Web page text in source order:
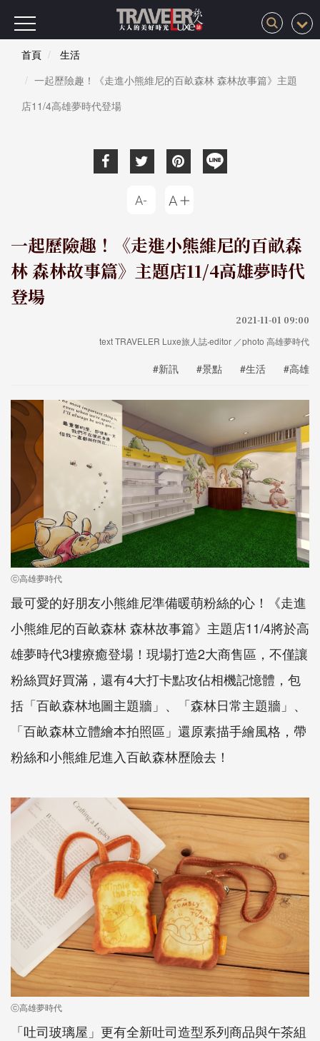
首頁
生活
一起歷險趣！《走進小熊維尼的百畝森林 森林故事篇》主題
店11/4高雄夢時代登場
一起歷險趣！《走進小熊維尼的百畝森
林 森林故事篇》主題店11/4高雄夢時代
登場
2021-11-01 09:00
text TRAVELER Luxe旅人誌‧editor ／photo 高雄夢時代
#新訊 #景點 #生活 #高雄
ⓒ高雄夢時代
最可愛的好朋友小熊維尼準備暖萌粉絲的心！《走進
小熊維尼的百畝森林 森林故事篇》主題店11/4將於高
雄夢時代3樓療癒登場！現場打造2大商售區，不僅讓
粉絲買好買滿，還有4大打卡點攻佔相機記憶體，包
括「百畝森林地圖主題牆」、「森林日常主題牆」、
「百畝森林立體繪本拍照區」還原素描手繪風格，帶
粉絲和小熊維尼進入百畝森林歷險去！
ⓒ高雄夢時代
「吐司玻璃屋」更有全新吐司造型系列商品與午茶組